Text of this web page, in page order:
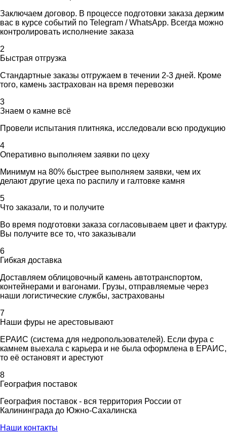
Заключаем договор. В процессе подготовки заказа держим
вас в курсе событий по Telegram / WhatsApp. Всегда можно
контролировать исполнение заказа
2
Быстрая отгрузка
Стандартные заказы отгружаем в течении 2-3 дней. Кроме
того, камень застрахован на время перевозки
3
Знаем о камне всё
Провели испытания плитняка, исследовали всю продукцию
4
Оперативно выполняем заявки по цеху
Минимум на 80% быстрее выполняем заявки, чем их
делают другие цеха по распилу и галтовке камня
5
Что заказали, то и получите
Во время подготовки заказа согласовываем цвет и фактуру.
Вы получите все то, что заказывали
6
Гибкая доставка
Доставляем облицовочный камень автотранспортом,
контейнерами и вагонами. Грузы, отправляемые через
наши логистические службы, застрахованы
7
Наши фуры не арестовывают
ЕРАИС (система для недропользователей). Если фура с
камнем выехала с карьера и не была оформлена в ЕРАИС,
то её остановят и арестуют
8
География поставок
География поставок - вся территория России от
Калининграда до Южно-Сахалинска
Наши контакты